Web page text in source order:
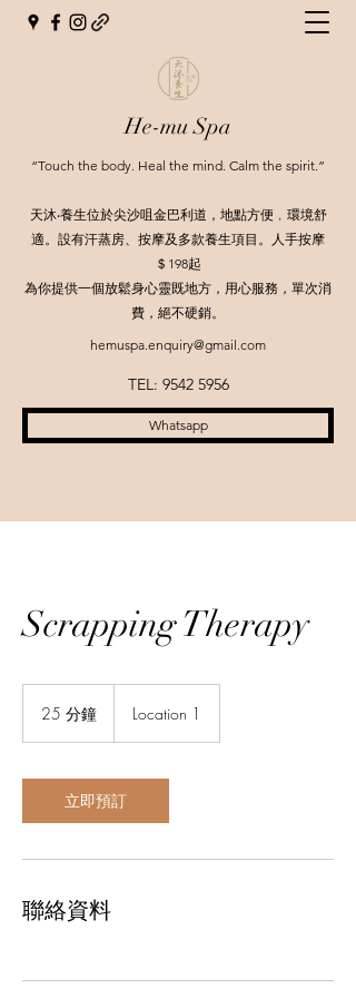
He-mu Spa
“Touch the body. Heal the mind. Calm the spirit.”
天沐‧養生位於尖沙咀金巴利道，地點方便﹐環境舒
適。設有汗蒸房、按摩及 多款養生項目。人手按摩
＄198起
為你提供一個放鬆身心靈既地方，用心服務，單次消
費，絕不硬銷。
hemuspa.enquiry@gmail.com
TEL: 9542 5956
Whatsapp
Scrapping Therapy
25 分鐘
鐘
Location 1
立即預訂
聯絡資料